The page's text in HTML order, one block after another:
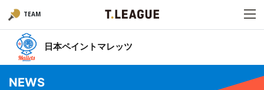
TEAM
日本ペイントマレッツ
NEWS